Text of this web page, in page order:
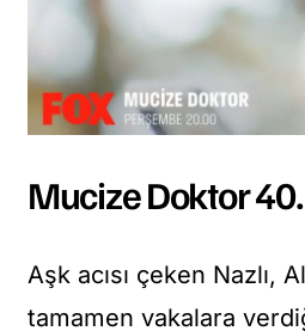
Mucize Doktor
Aşk acısı çeken Nazlı,
tamamen vakalara